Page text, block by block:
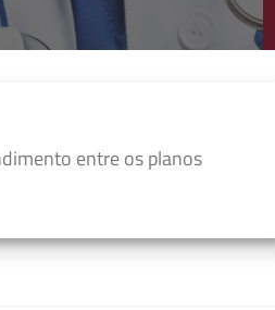
entre os planos